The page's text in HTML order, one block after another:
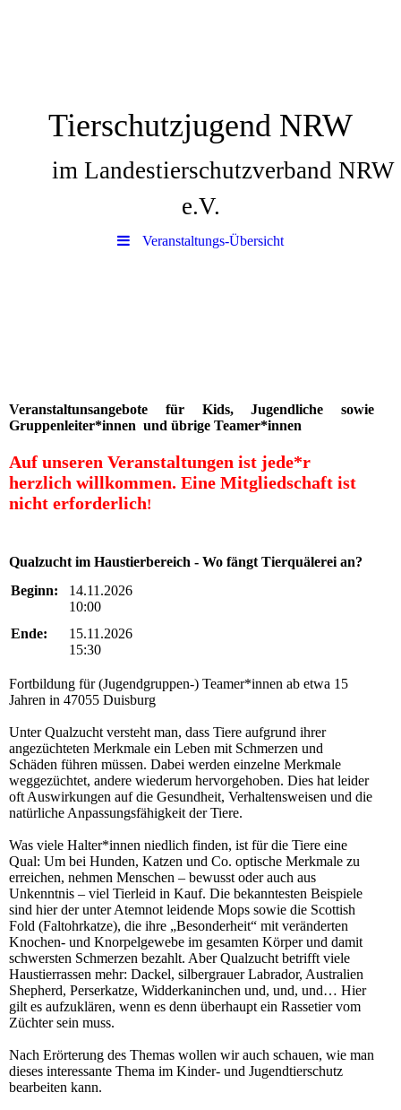
Tierschutzjugend NRW
im Landestierschutzverband NRW
e.V.
Veranstaltungs-Übersicht
Veranstaltunsangebote für Kids, Jugendliche sowie
Gruppenleiter*innen und übrige Teamer*innen
Auf unseren Veranstaltungen ist jede*r
herzlich willkommen. Eine Mitgliedschaft ist
nicht erforderlich!
Qualzucht im Haustierbereich - Wo fängt Tierquälerei an?
Beginn:
14.11.2026
10:00
Ende:
15.11.2026
15:30
Fortbildung für (Jugendgruppen-) Teamer*innen ab etwa 15
Jahren in 47055 Duisburg
Unter Qualzucht versteht man, dass Tiere aufgrund ihrer
angezüchteten Merkmale ein Leben mit Schmerzen und
Schäden führen müssen. Dabei werden einzelne Merkmale
weggezüchtet, andere wiederum hervorgehoben. Dies hat leider
oft Auswirkungen auf die Gesundheit, Verhaltensweisen und die
natürliche Anpassungsfähigkeit der Tiere.
Was viele Halter*innen niedlich finden, ist für die Tiere eine
Qual: Um bei Hunden, Katzen und Co. optische Merkmale zu
erreichen, nehmen Menschen – bewusst oder auch aus
Unkenntnis – viel Tierleid in Kauf. Die bekanntesten Beispiele
sind hier der unter Atemnot leidende Mops sowie die Scottish
Fold (Faltohrkatze), die ihre „Besonderheit“ mit veränderten
Knochen- und Knorpelgewebe im gesamten Körper und damit
schwersten Schmerzen bezahlt. Aber Qualzucht betrifft viele
Haustierrassen mehr: Dackel, silbergrauer Labrador, Australien
Shepherd, Perserkatze, Widderkaninchen und, und, und… Hier
gilt es aufzuklären, wenn es denn überhaupt ein Rassetier vom
Züchter sein muss.
Nach Erörterung des Themas wollen wir auch schauen, wie man
dieses interessante Thema im Kinder- und Jugendtierschutz
bearbeiten kann.